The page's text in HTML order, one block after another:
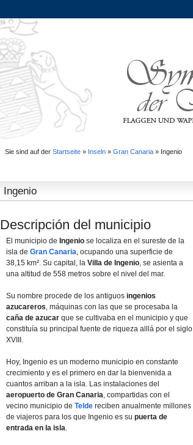
Sie sind auf der Startseite» Inseln» Gran Canaria» Ingenio
Ingenio
Descripción del municipio
El municipio de Ingenio se localiza en el sureste de la
isla de Gran Canaria, ocupando una superficie de
38,15 km². Su capital, la Villa de Ingenio, se asienta a
una altitud de 558 metros sobre el nivel del mar.
Su nombre procede de los antiguos ingenios
azucareros, máquinas con las que se procesaba la
caña de azucar que se cultivaba en el municipio y que
constituí­a su principal fuente de riqueza alllá por el siglo
XVIII.
Hoy, Ingenio es un moderno municipio en constante
crecimiento y es el primero en dar la bienvenida a
cuantos arriban a la isla. Las instalaciones del
aeropuerto de Gran Canaria, compartidas con el
vecino municipio de Telde reciben anualmente millones
de viajeros para los que Ingenio es su puerta de
entrada en la isla.